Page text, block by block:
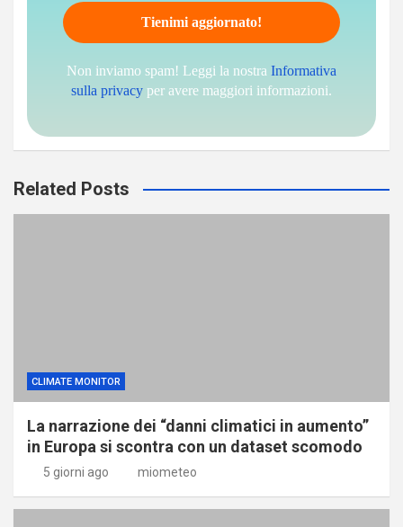
Non inviamo spam! Leggi la nostra Informativa
sulla privacy per avere maggiori informazioni.
Related Posts
CLIMATE MONITOR
La narrazione dei “danni climatici in aumento”
in Europa si scontra con un dataset scomodo
5 giorni ago miometeo